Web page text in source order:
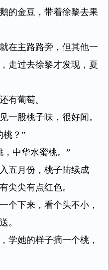
的金豆，带着徐黎去果
在主路路旁，但其他一
走过去徐黎才发现，夏
有葡萄。
一股桃子味，很好闻。
桃？”
中华水蜜桃。”
五月份，桃子陆续成
尖尖有点红色。
个下来，看个头不小，
。
学她的样子摘一个桃，